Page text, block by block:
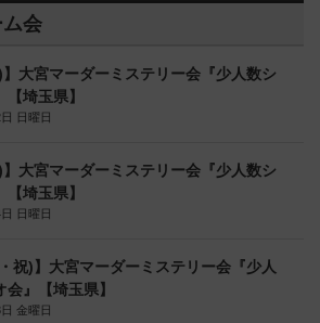
会
】大宮マーダーミステリー会『少人数シ
埼玉県】
日曜日
】大宮マーダーミステリー会『少人数シ
埼玉県】
日曜日
祝)】大宮マーダーミステリー会『少人
』【埼玉県】
金曜日